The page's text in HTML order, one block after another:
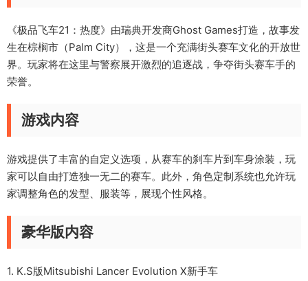
《极品飞车21：热度》由瑞典开发商Ghost Games打造，故事发
生在棕榈市（Palm City），这是一个充满街头赛车文化的开放世
界。玩家将在这里与警察展开激烈的追逐战，争夺街头赛车手的
荣誉。
游戏内容
游戏提供了丰富的自定义选项，从赛车的刹车片到车身涂装，玩
家可以自由打造独一无二的赛车。此外，角色定制系统也允许玩
家调整角色的发型、服装等，展现个性风格。
豪华版内容
1. K.S版Mitsubishi Lancer Evolution X新手车